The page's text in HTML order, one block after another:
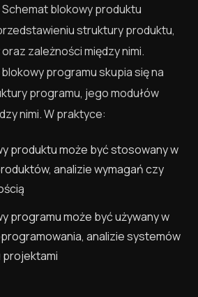
blokowy produktu
struktury produktu,
zależności między nimi.
programu skupia się na
programu, jego modułów
nimi. W praktyce:
produktu może być stosowany w
analizie wymagań czy
programu może być używany w
analizie systemów
projektami